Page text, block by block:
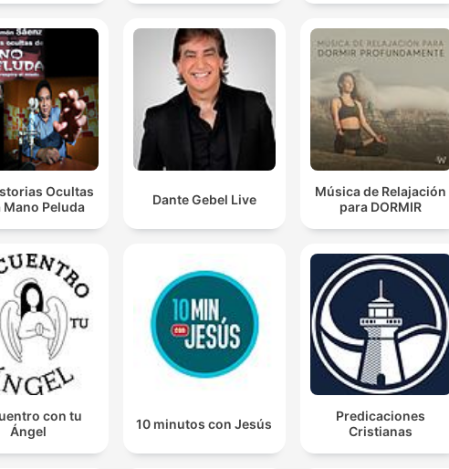
Ocultas
Mano Peluda
Dante Gebel Live
Música de Relajación
para DORMIR
con tu
Ángel
10 minutos con Jesús
Predicaciones
Cristianas